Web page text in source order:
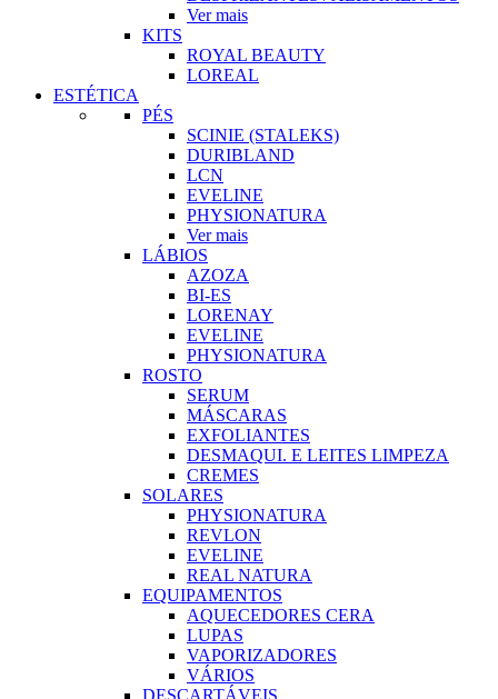
Ver mais
KITS
ROYAL BEAUTY
LOREAL
ESTÉTICA
PÉS
SCINIE (STALEKS)
DURIBLAND
LCN
EVELINE
PHYSIONATURA
Ver mais
LÁBIOS
AZOZA
BI-ES
LORENAY
EVELINE
PHYSIONATURA
ROSTO
SERUM
MÁSCARAS
EXFOLIANTES
DESMAQUI. E LEITES LIMPEZA
CREMES
SOLARES
PHYSIONATURA
REVLON
EVELINE
REAL NATURA
EQUIPAMENTOS
AQUECEDORES CERA
LUPAS
VAPORIZADORES
VÁRIOS
DESCARTÁVEIS